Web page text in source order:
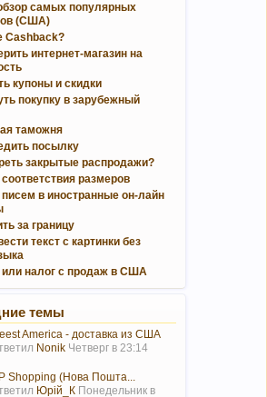
самых популярных
(США)
Cashback?
интернет-магазин на
купоны и скидки
покупку в зарубежный
таможня
посылку
закрытые распродажи?
размеров
в иностранные он-лайн
за границу
текст с картинки без
или налог с продаж в США
темы
America - доставка из США
Nonik Четверг в 23:14
Shopping (Нова Пошта...
Юрій_К Понедельник в